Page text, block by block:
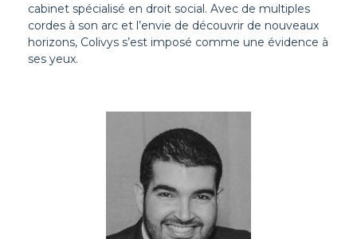
cabinet spécialisé en droit social. Avec de multiples
cordes à son arc et l’envie de découvrir de nouveaux
horizons, Colivys s’est imposé comme une évidence à
ses yeux.